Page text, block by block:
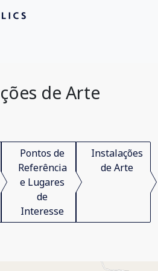
de Arte
Pontos de
Referência
e Lugares
de
Interesse
Instalações
de Arte